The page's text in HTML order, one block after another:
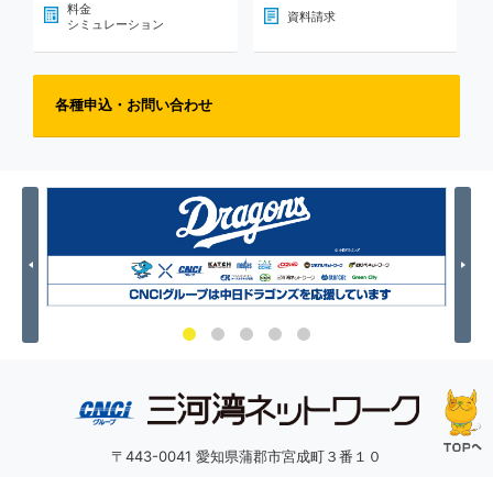
料金
シミュレーション
資料請求
各種申込・お問い合わせ
Previous Next
〒443-0041 愛知県蒲郡市宮成町３番１０